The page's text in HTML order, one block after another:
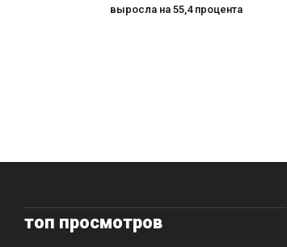
выросла на 55,4 процента
топ просмотров